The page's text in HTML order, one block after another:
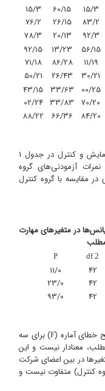
15/3
83/2
92/3
60/15
26/15
20/13
15/3
76/2
78/3
56/15
11/19
30/21
13/23
86/28
26/43
92/15
71/18
50/21
00/25
70/20
84/20
33/63
33/83
66/36
43/15
02/24
88/22
میانگین و انحراف استاندارد نمرات دو گروه آزمایش و کنترل در جدول 1
آزمودنی‌های گروه
مقایسه با گروه کنترل
در متغیرهای مهارت
df 2
P
42
42
42
11/0
23/0
93/0
F) برای سه
معنادار نیست و این
در بین اعضای شرکت
کنترل) متفاوت نیست و